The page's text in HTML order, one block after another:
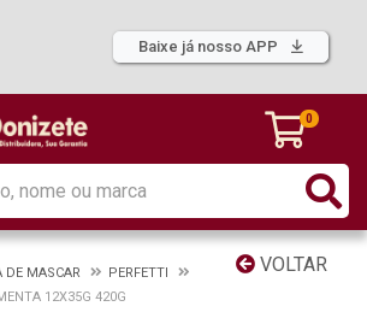
Baixe já nosso APP
0
VOLTAR
DE MASCAR
PERFETTI
12X35G 420G